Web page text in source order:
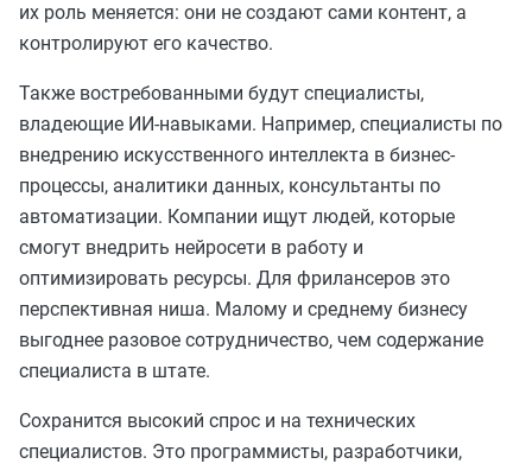
их роль меняется: они не создают сами контент, а
контролируют его качество.
Также востребованными будут специалисты,
владеющие ИИ-навыками. Например, специалисты по
внедрению искусственного интеллекта в бизнес-
процессы, аналитики данных, консультанты по
автоматизации. Компании ищут людей, которые
смогут внедрить нейросети в работу и
оптимизировать ресурсы. Для фрилансеров это
перспективная ниша. Малому и среднему бизнесу
выгоднее разовое сотрудничество, чем содержание
специалиста в штате.
Сохранится высокий спрос и на технических
специалистов. Это программисты, разработчики,